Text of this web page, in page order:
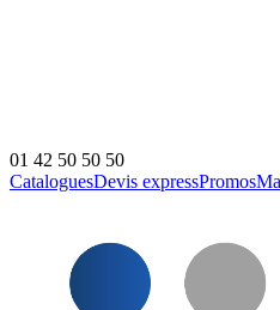
01 42 50 50 50
CataloguesDevis expressPromos